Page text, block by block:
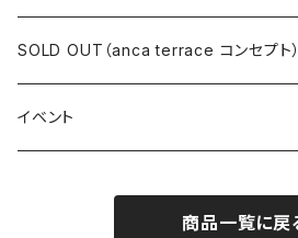
オールインワン（オーバーオール/サロペット/ロ
ニット
スカート
パンツ
アウター
ジャケット
インナー
ミニワンピース
シャツ・ブラウス
オーバーサイズシャツ
ボトムス
スカート
アウター
イヤリング
イヤーカフ
ピアス
イヤリング
SOLD OUT（anca terrace コンセプト）
コーデ買い
イベント
商品一覧に戻